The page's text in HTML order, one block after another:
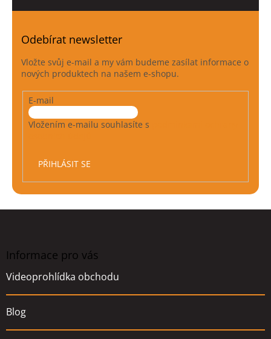
y
i
s
Odebírat newsletter
Vložte svůj e-mail a my vám budeme zasílat informace o
nových produktech na našem e-shopu.
E-mail
Vložením e-mailu souhlasíte s
PŘIHLÁSIT SE
Z
Informace pro vás
Videoprohlídka obchodu
Blog